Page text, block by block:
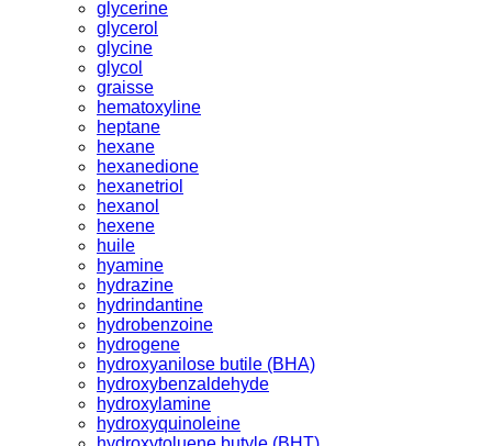
glycerine
glycerol
glycine
glycol
graisse
hematoxyline
heptane
hexane
hexanedione
hexanetriol
hexanol
hexene
huile
hyamine
hydrazine
hydrindantine
hydrobenzoine
hydrogene
hydroxyanilose butile (BHA)
hydroxybenzaldehyde
hydroxylamine
hydroxyquinoleine